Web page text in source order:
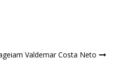
Valdemar Costa Neto